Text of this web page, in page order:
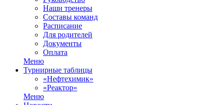
Наши тренеры
Составы команд
Расписание
Для родителей
Документы
Оплата
Меню
Турнирные таблицы
«Нефтехимик»
«Реактор»
Меню